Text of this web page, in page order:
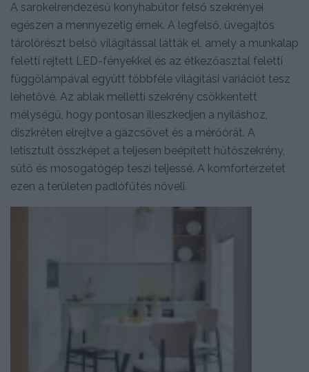
A sarokelrendezésű konyhabútor felső szekrényei
egészen a mennyezetig érnek. A legfelső, üvegajtós
tárolórészt belső világítással látták el, amely a munkalap
feletti rejtett LED-fényekkel és az étkezőasztal feletti
függőlámpával együtt többféle világítási variációt tesz
lehetővé. Az ablak melletti szekrény csökkentett
mélységű, hogy pontosan illeszkedjen a nyíláshoz,
diszkréten elrejtve a gázcsövet és a mérőórát. A
letisztult összképet a teljesen beépített hűtőszekrény,
sütő és mosogatógép teszi teljessé. A komfortérzetet
ezen a területen padlófűtés növeli.